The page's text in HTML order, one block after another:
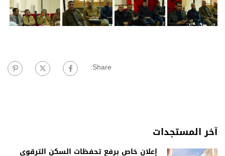
Share:
آخر المستجدات
إعلان خاص برفع تحفظات السكن الترقوي